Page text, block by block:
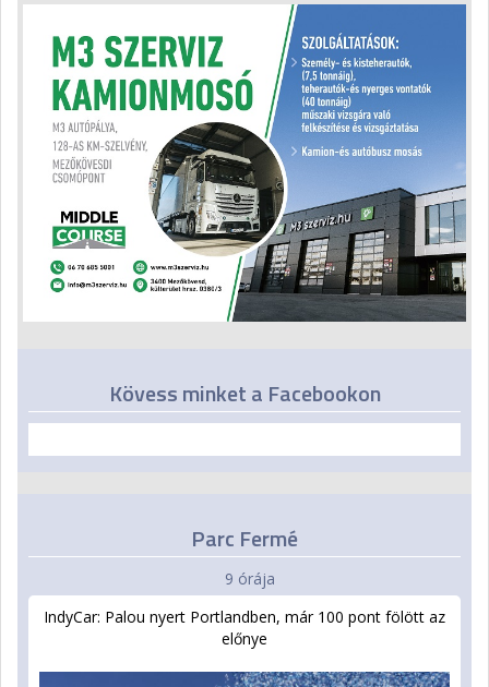
Kövess minket a Facebookon
Parc Fermé
9 órája
IndyCar: Palou nyert Portlandben, már 100 pont fölött az
előnye